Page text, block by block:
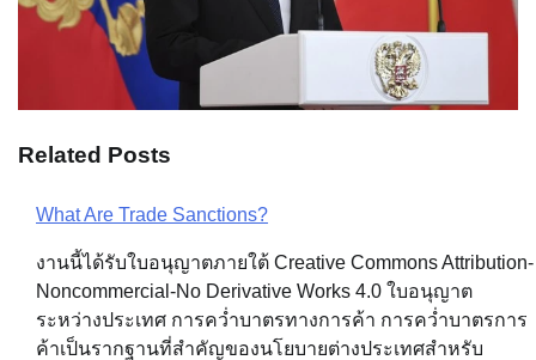
Related Posts
What Are Trade Sanctions?
งานนี้ได้รับใบอนุญาตภายใต้ Creative Commons Attribution-
Noncommercial-No Derivative Works 4.0 ใบอนุญาต
ระหว่างประเทศ การคว่ำบาตรทางการค้า การคว่ำบาตรการ
ค้าเป็นรากฐานที่สำคัญของนโยบายต่างประเทศสำหรับ
Post
navigation